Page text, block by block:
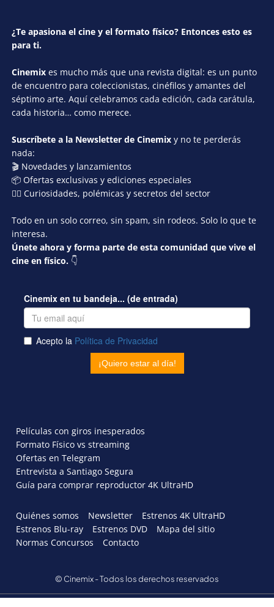
¿Te apasiona el cine y el formato físico? Entonces esto es
para ti.
Cinemix es mucho más que una revista digital: es un punto
de encuentro para coleccionistas, cinéfilos y amantes del
séptimo arte. Aquí celebramos cada edición, cada carátula,
cada historia… como merece.
Suscríbete a la Newsletter de Cinemix y no te perderás
nada:
🎬 Novedades y lanzamientos
📦 Ofertas exclusivas y ediciones especiales
🕵️‍♂️ Curiosidades, polémicas y secretos del sector
Todo en un solo correo, sin spam, sin rodeos. Solo lo que te
interesa.
Únete ahora y forma parte de esta comunidad que vive el
cine en físico. 👇
Películas con giros inesperados
Formato Físico vs streaming
Ofertas en Telegram
Entrevista a Santiago Segura
Guía para comprar reproductor 4K UltraHD
Quiénes somos Newsletter
Estrenos 4K UltraHD
Estrenos Blu-ray
Estrenos DVD
Mapa del sitio
Normas Concursos
Contacto
© Cinemix - Todos los derechos reservados